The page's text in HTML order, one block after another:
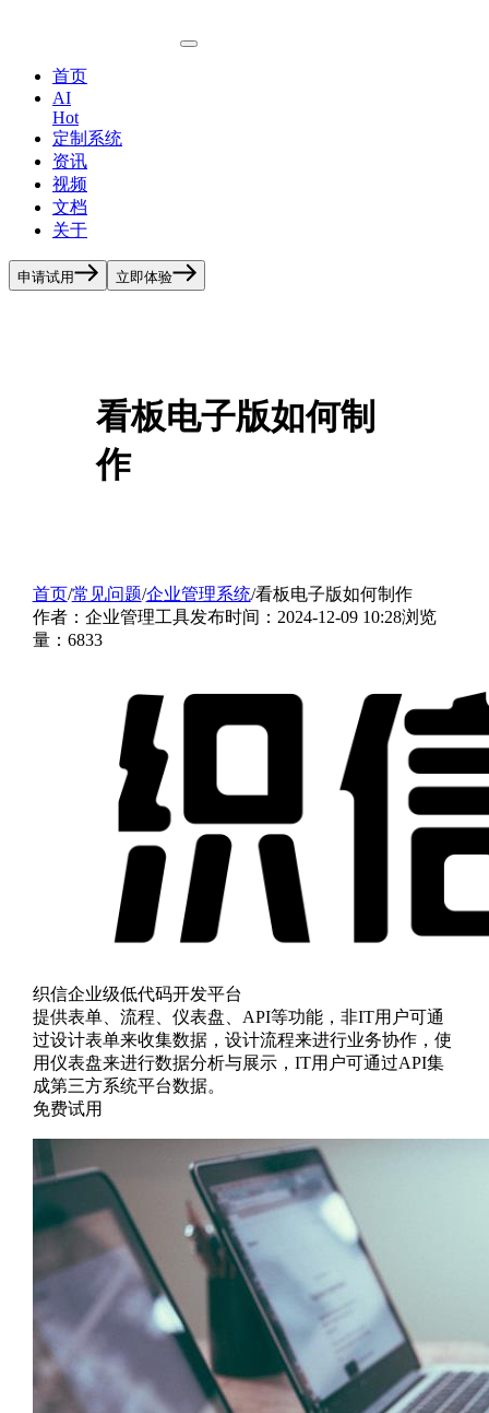
首页
AI
Hot
定制系统
资讯
视频
文档
关于
申请试用 立即体验
看板电子版如何制
作
首页/常见问题/企业管理系统/看板电子版如何制作
作者：企业管理工具发布时间：2024-12-09 10:28浏览
量：6833
织信企业级低代码开发平台
提供表单、流程、仪表盘、API等功能，非IT用户可通
过设计表单来收集数据，设计流程来进行业务协作，使
用仪表盘来进行数据分析与展示，IT用户可通过API集
成第三方系统平台数据。
免费试用